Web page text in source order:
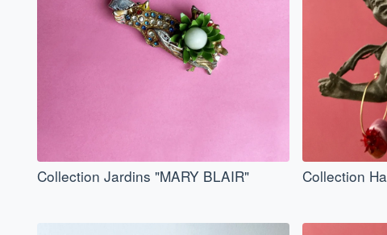
Collection Jardins "MARY BLAIR" Collection